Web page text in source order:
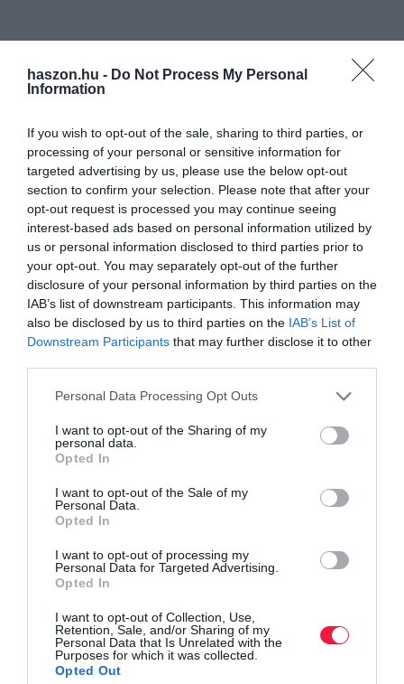
haszon.hu - Do Not Process My Personal
Information
If you wish to opt-out of the sale, sharing to third parties, or
processing of your personal or sensitive information for
targeted advertising by us, please use the below opt-out
section to confirm your selection. Please note that after your
opt-out request is processed you may continue seeing
interest-based ads based on personal information utilized by
us or personal information disclosed to third parties prior to
your opt-out. You may separately opt-out of the further
disclosure of your personal information by third parties on the
IAB’s list of downstream participants. This information may
also be disclosed by us to third parties on the IAB’s List of
Downstream Participants that may further disclose it to other
Please note that this website/app uses one or more Google
not limited to your visit or usage behaviour. You may click to
grant or deny consent to Google and its third-party tags to
use your data for below specified purposes in below Google
consent section.
Personal Data Processing Opt Outs
I want to opt-out of the Sharing of my
personal data.
Opted In
I want to opt-out of the Sale of my
Personal Data.
Opted In
I want to opt-out of processing my
Personal Data for Targeted Advertising.
Opted In
I want to opt-out of Collection, Use,
Retention, Sale, and/or Sharing of my
Personal Data that Is Unrelated with the
Purposes for which it was collected.
Opted Out
FOGYASZTÓVÉDELEM
Gyúrsz, diétázol? 21-ből 20 fehérjepor hasalt el a
teszten
A Szupermenta program legfrissebb terméktesztjén állati eredetű,
tejsavófehérje-alapú fehérjeporokat vizsgáltak a Nemzeti
Élelmiszerlánc-biztonsági Hivatal (Nébih) szakemberei a Magyar
Testnevelési…